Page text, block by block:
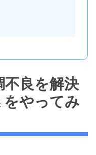
良を解決
をやってみ